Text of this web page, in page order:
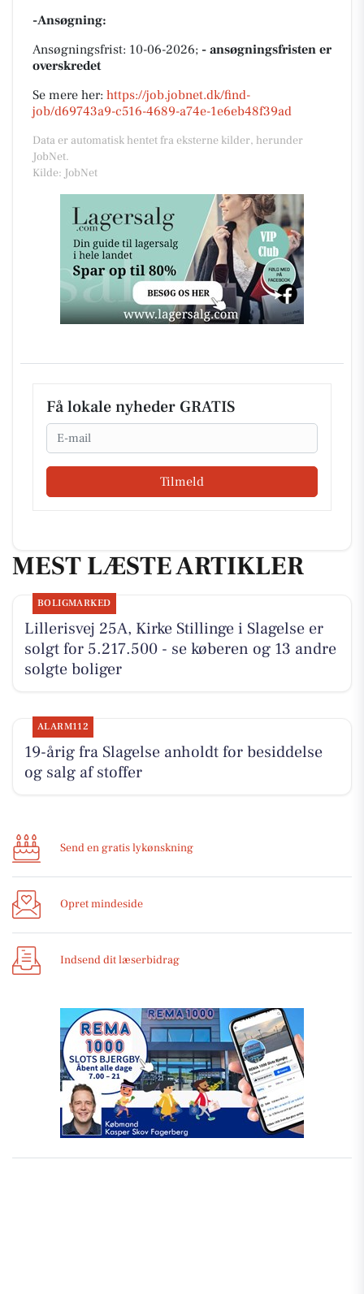
-Ansøgning:
Ansøgningsfrist: 10-06-2026; - ansøgningsfristen er
overskredet
Se mere her: https://job.jobnet.dk/find-
job/d69743a9-c516-4689-a74e-1e6eb48f39ad
Data er automatisk hentet fra eksterne kilder, herunder
JobNet.
Kilde: JobNet
Få lokale nyheder GRATIS
Email
Tilmeld
MEST LÆSTE ARTIKLER
BOLIGMARKED
Lillerisvej 25A, Kirke Stillinge i Slagelse er
solgt for 5.217.500 - se køberen og 13 andre
solgte boliger
ALARM112
19-årig fra Slagelse anholdt for besiddelse
og salg af stoffer
Send en gratis lykønskning
Opret mindeside
Indsend dit læserbidrag